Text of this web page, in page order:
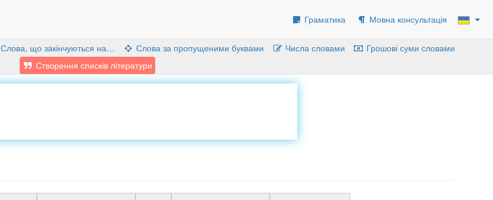
Граматика Мовна консультація
Слова, що закінчуються на… Слова за пропущеними буквами Числа словами
Грошові суми словами
Створення списків літератури